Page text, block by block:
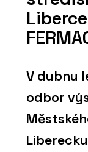
V dubnu
odbor